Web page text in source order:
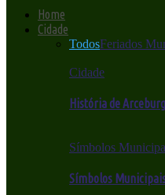
Home
Cidade
TodosFeriados
Cidade
História de
Símbolos
Símbolos